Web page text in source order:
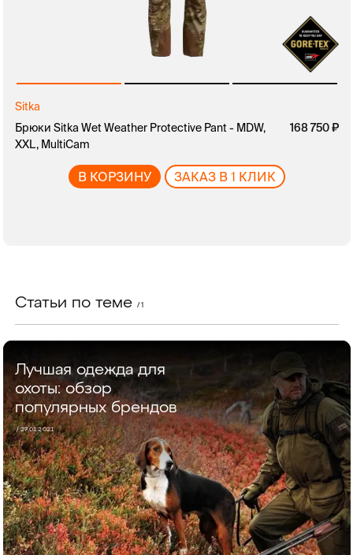
Sitka
Брюки Sitka Wet Weather Protective Pant - MDW,
XXL, MultiCam
168 750
В КОРЗИНУ ЗАКАЗ В 1 КЛИК
руб.
Статьи по теме / 1
Лучшая одежда для
охоты: обзор
популярных брендов
/ 27.01.2021